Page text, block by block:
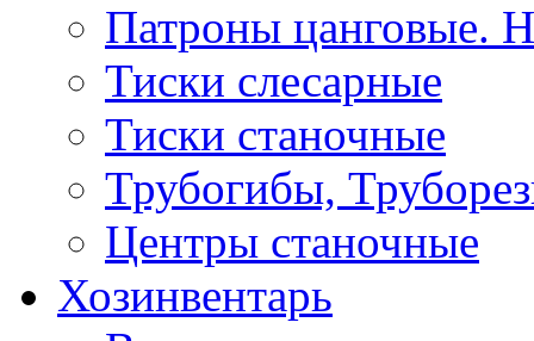
Патроны цанговые.
Тиски слесарные
Тиски станочные
Трубогибы,
Центры станочные
Хозинвентарь